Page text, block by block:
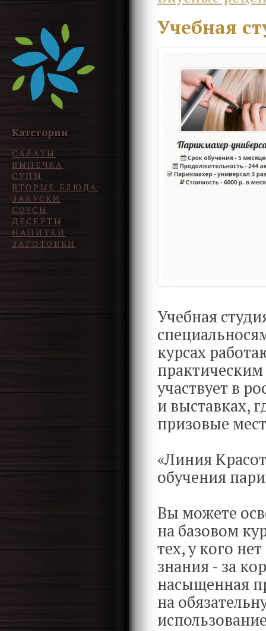
Категории
САЛАТЫ
ВЫПЕЧКА
СУПЫ
ВТОРЫЕ БЛЮДА
ЗАКУСКИ
СОУСЫ
ДЕСЕРТЫ
НАПИТКИ
ЗАГОТОВКИ
Учебная
Учебная
курсах
участвует в
и выставках,
призовые
«Линия
обучения
Вы можете
на базовом
тех, у кого
знания - за
насыщенная
на